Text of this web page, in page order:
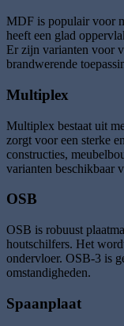
MDF is populair voor
heeft een glad
Er zijn varianten voor
brandwerende
Multiplex
Multiplex bestaat uit
zorgt voor een sterke
constructies,
varianten beschikbaar
OSB
OSB is robuust
houtschilfers. Het
ondervloer. OSB-3 is
omstandigheden.
Spaanplaat